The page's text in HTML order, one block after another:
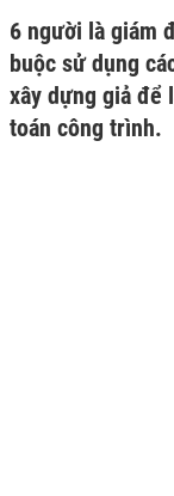
6 người là giám
buộc sử dụng
xây dựng giả để
toán công trình.